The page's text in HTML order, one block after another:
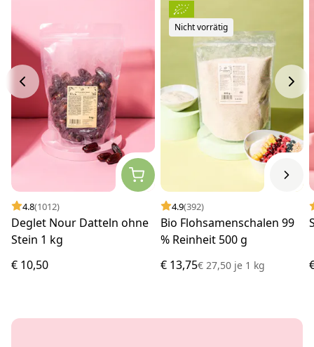
4.8(1012)
Deglet Nour Datteln ohne
Stein 1 kg
€ 10,50
Nicht vorrätig
4.9(392)
Bio Flohsamenschalen 99
% Reinheit 500 g
€ 13,75€ 27,50 je1 kg